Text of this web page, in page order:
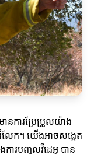
ានការប្រែប្រួលយ៉ាង
លែក។ យើងអាចសង្កេត
ការបញ្ចូលវីដេអូ បាន